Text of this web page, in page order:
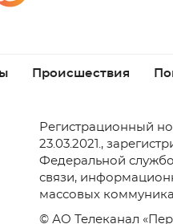
Происшествия
Регистрационный
23.03.2021.,
Федеральной
связи,
массовых
© АО Телеканал